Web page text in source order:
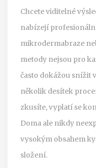
Chcete viditelné
nabízejí
mikrodermabraze
metody nejsou pro
často dokážou snížit
několik desítek
zkusíte, vyplatí se
Doma ale nikdy
vysokým obsahem
složení.